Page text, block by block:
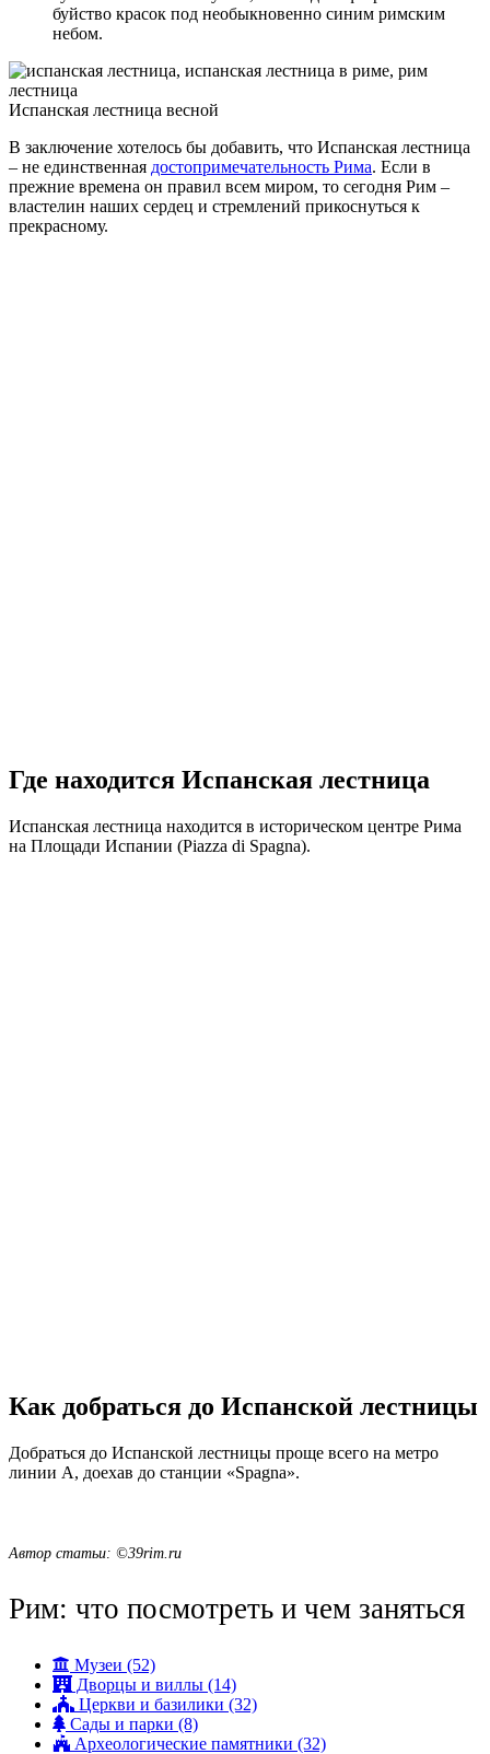
буйство красок под необыкновенно синим римским
небом.
Испанская лестница весной
В заключение хотелось бы добавить, что Испанская лестница
– не единственная достопримечательность Рима. Если в
прежние времена он правил всем миром, то сегодня Рим –
властелин наших сердец и стремлений прикоснуться к
прекрасному.
Где находится Испанская лестница
Испанская лестница находится в историческом центре Рима
на Площади Испании (Piazza di Spagna).
Как добраться до Испанской лестницы
Добраться до Испанской лестницы проще всего на метро
линии А, доехав до станции «Spagna».
Автор статьи: ©39rim.ru
Рим: что посмотреть и чем заняться
Музеи (52)
Дворцы и виллы (14)
Церкви и базилики (32)
Сады и парки (8)
Археологические памятники (32)